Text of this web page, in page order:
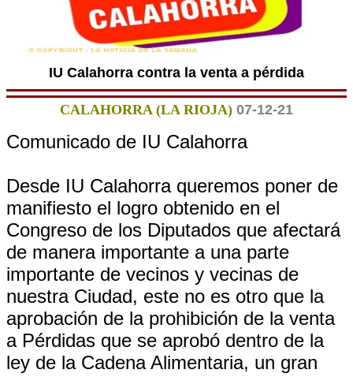
IU Calahorra contra la venta a pérdida
CALAHORRA (LA RIOJA) 07-12-21
Comunicado de IU Calahorra
Desde IU Calahorra queremos poner de
manifiesto el logro obtenido en el
Congreso de los Diputados que afectará
de manera importante a una parte
importante de vecinos y vecinas de
nuestra Ciudad, este no es otro que la
aprobación de la prohibición de la venta
a Pérdidas que se aprobó dentro de la
ley de la Cadena Alimentaria, un gran